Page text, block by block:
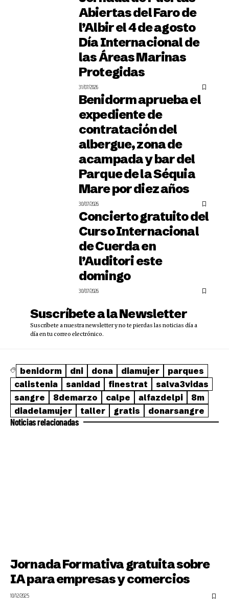
Abiertas del Faro de
l’Albir el 4 de agosto
Día Internacional de
las Áreas Marinas
Protegidas
31/07/2026
Benidorm aprueba el
expediente de
contratación del
albergue, zona de
acampada y bar del
Parque de la Séquia
Mare por diez años
30/07/2026
Concierto gratuito del
Curso Internacional
de Cuerda en
l’Auditori este
domingo
30/07/2026
Suscríbete a la Newsletter
Suscríbete a nuestra newsletter y no te pierdas las noticias día a
día en tu correo electrónico.
benidorm dni dona diamujer
parques
calistenia
sanidad finestrat
salva3vidas
sangre
8demarzo calpe alfazdelpi
8m
diadelamujer
taller gratis donarsangre
Noticias relacionadas
Jornada Formativa gratuita sobre
IA para empresas y comercios
10/12/2025